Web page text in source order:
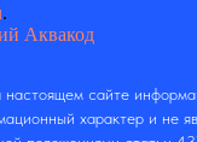
.
настоящем сайте
характер и не